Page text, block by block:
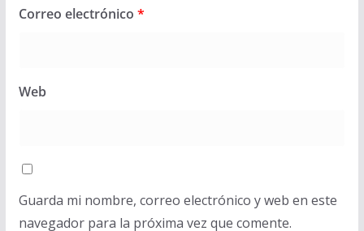
Correo electrónico *
Web
Guarda mi nombre, correo electrónico y web en este
navegador para la próxima vez que comente.